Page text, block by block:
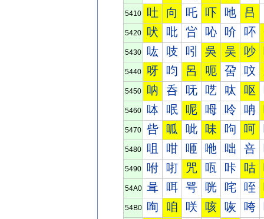
5410 吐 向 吒 吓 吔 吕
5420 吠 吡 吢 吣 吤 吥
5430 吰 吱 吲 吳 吴 吵
5440 呀 呁 呂 呃 呄 呅
5450 呐 呑 呒 呓 呔 呕
5460 呠 呡 呢 呣 呤 呥
5470 呰 呱 呲 味 呴 呵
5480 咀 咁 咂 咃 咄 咅
5490 咐 咑 咒 咓 咔 咕
54A0 咠 咡 咢 咣 咤 咥
54B0 咰 咱 咲 咳 咴 咵